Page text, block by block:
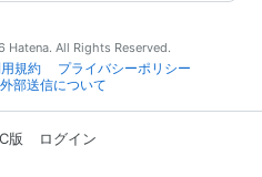
All Rights Reserved.
規約
プライバシーポリシー
部送信について
版 ログイン